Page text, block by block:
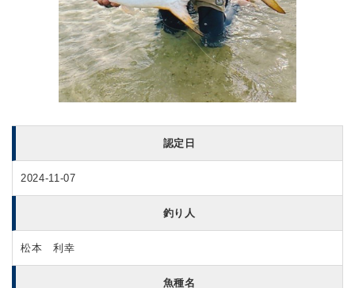
認定日
2024-11-07
釣り人
松本 利幸
魚種名